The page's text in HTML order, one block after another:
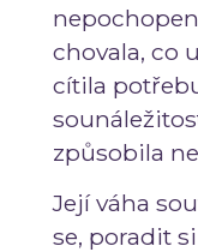
chovala, co
cítila
způsobila
Její váha
se, poradit